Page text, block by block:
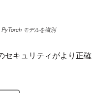
モデルを識別
セキュリティがより正確